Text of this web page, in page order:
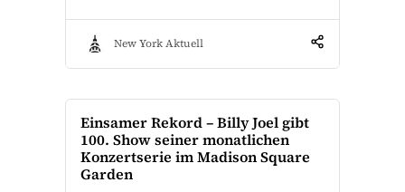
New York Aktuell
Einsamer Rekord – Billy Joel gibt
100. Show seiner monatlichen
Konzertserie im Madison Square
Garden